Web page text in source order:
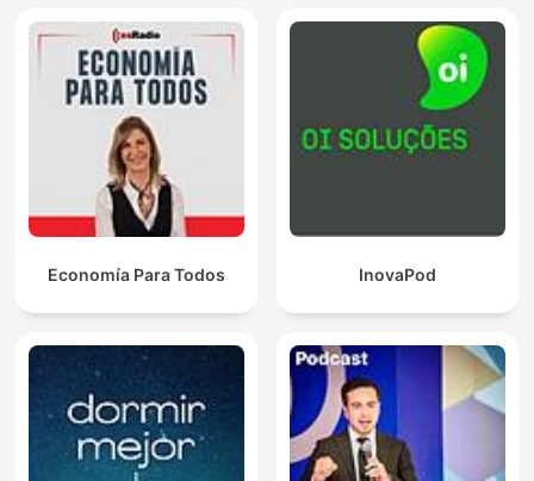
Economía Para Todos InovaPod